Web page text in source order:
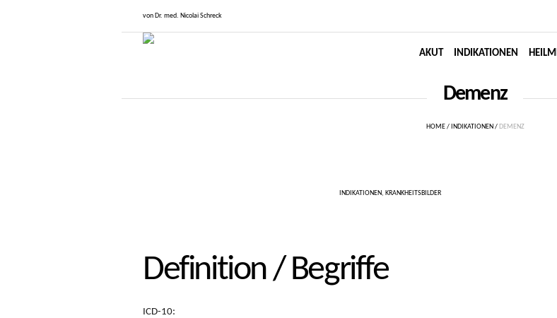
von Dr. med. Nicolai Schreck
AKUT INDIKATIONEN
Demenz
HOME / INDIKATIONEN / DEMENZ
INDIKATIONEN, KRANKHEITSBILDER
Definition / Begriffe
ICD-10: